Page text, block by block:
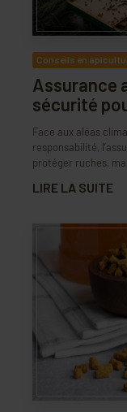
Conseils en
Assurance
sécurité
Face aux aléas
responsabilité,
protéger ruches,
LIRE LA SUITE